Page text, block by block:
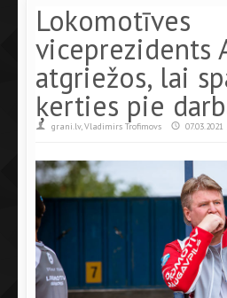
Lokomotīves
viceprezidents
atgriežos, lai
ķerties pie
grani.lv, Vladimirs Trofimovs 07.03.2021